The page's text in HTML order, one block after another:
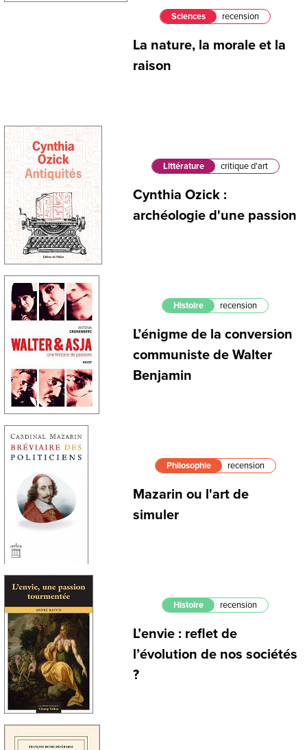
Sciences recension
La nature, la morale et la
raison
Littérature critique d'art
Cynthia Ozick :
archéologie d'une passion
Histoire recension
L’énigme de la conversion
communiste de Walter
Benjamin
Philosophie recension
Mazarin ou l'art de
simuler
Histoire recension
L’envie : reflet de
l’évolution de nos sociétés
?